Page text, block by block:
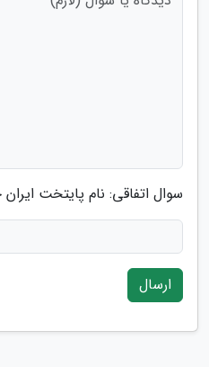
سوال اتفاقی: نام پایتخت
ارسال